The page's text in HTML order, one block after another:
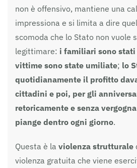
non è offensivo, mantiene una
impressiona e si limita a dire
scomoda che lo Stato non vuole
legittimare: i familiari sono
vittime sono state umiliate; lo
quotidianamente il profitto
cittadini e poi, per gli
retoricamente e senza
piange dentro ogni giorno.
Questa è la violenza strutturale
violenza gratuita che viene